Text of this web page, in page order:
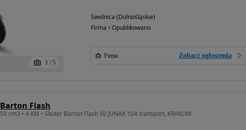
1 / 5
Świdnica (Dolnośląskie)
Firma • Opublikowano
Firma Zobacz ogłoszenia
Barton Flash
50 cm3 • 4 KM • Skuter Barton Flash 50 JUNAK 104 transport, KRAKÓW